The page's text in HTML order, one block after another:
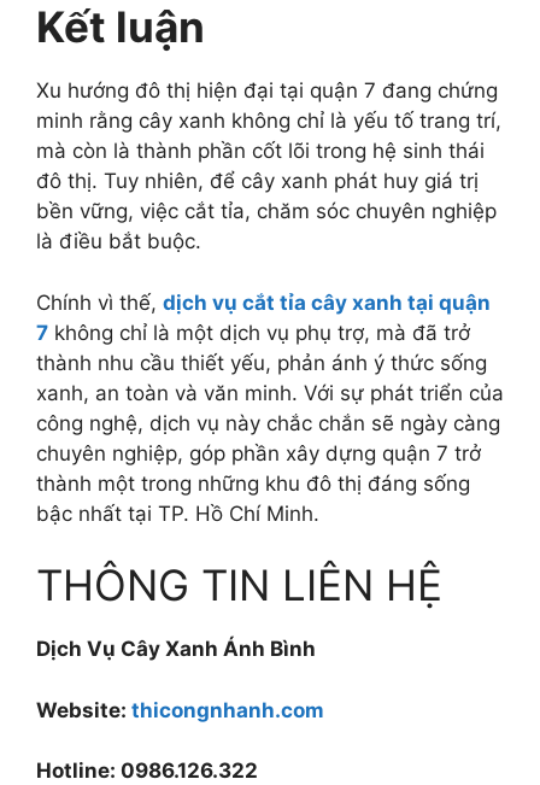
Kết luận
Xu hướng đô thị hiện đại tại quận 7 đang chứng
minh rằng cây xanh không chỉ là yếu tố trang trí,
mà còn là thành phần cốt lõi trong hệ sinh thái
đô thị. Tuy nhiên, để cây xanh phát huy giá trị
bền vững, việc cắt tỉa, chăm sóc chuyên nghiệp
là điều bắt buộc.
Chính vì thế, dịch vụ cắt tỉa cây xanh tại quận
7 không chỉ là một dịch vụ phụ trợ, mà đã trở
thành nhu cầu thiết yếu, phản ánh ý thức sống
xanh, an toàn và văn minh. Với sự phát triển của
công nghệ, dịch vụ này chắc chắn sẽ ngày càng
chuyên nghiệp, góp phần xây dựng quận 7 trở
thành một trong những khu đô thị đáng sống
bậc nhất tại TP. Hồ Chí Minh.
THÔNG TIN LIÊN HỆ
Dịch Vụ Cây Xanh Ánh Bình
Website: thicongnhanh.com
Hotline: 0986.126.322